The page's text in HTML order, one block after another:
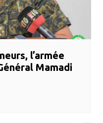
l’armée
Mamadi